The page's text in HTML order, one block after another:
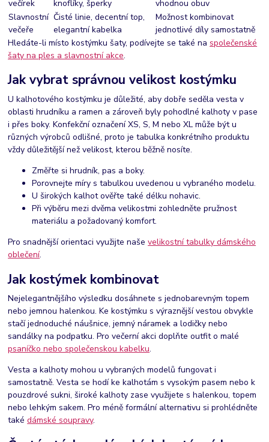
večírek knoflíky, šperky
vhodnou obuv
Slavnostní
večeře
Čisté linie, decentní top,
elegantní kabelka
Možnost kombinovat
jednotlivé díly samostatně
Hledáte-li místo kostýmku šaty, podívejte se také naspolečenské
šaty na ples a slavnostní akce.
Jak vybrat správnou velikost kostýmku
U kalhotového kostýmku je důležité, aby dobře seděla vesta v
oblasti hrudníku a ramen a zároveň byly pohodlné kalhoty v pase
i přes boky. Konfekční označení XS, S, M nebo XL může být u
různých výrobců odlišné, proto je tabulka konkrétního produktu
vždy důležitější než velikost, kterou běžně nosíte.
Změřte si hrudník, pas a boky.
Porovnejte míry s tabulkou uvedenou u vybraného modelu.
U širokých kalhot ověřte také délku nohavic.
Při výběru mezi dvěma velikostmi zohledněte pružnost
materiálu a požadovaný komfort.
Pro snadnější orientaci využijte naševelikostní tabulky dámského
oblečení.
Jak kostýmek kombinovat
Nejelegantnějšího výsledku dosáhnete s jednobarevným topem
nebo jemnou halenkou. Ke kostýmku s výraznější vestou obvykle
stačí jednoduché náušnice, jemný náramek a lodičky nebo
sandálky na podpatku. Pro večerní akci doplňte outfit o malé
psaníčko nebo společenskou kabelku.
Vesta a kalhoty mohou u vybraných modelů fungovat i
samostatně. Vesta se hodí ke kalhotám s vysokým pasem nebo k
pouzdrové sukni, široké kalhoty zase využijete s halenkou, topem
nebo lehkým sakem. Pro méně formální alternativu si prohlédněte
takédámské soupravy.